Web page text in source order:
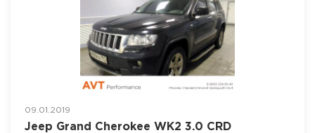
09.01.2019
Jeep Grand Cherokee WK2 3.0 CRD